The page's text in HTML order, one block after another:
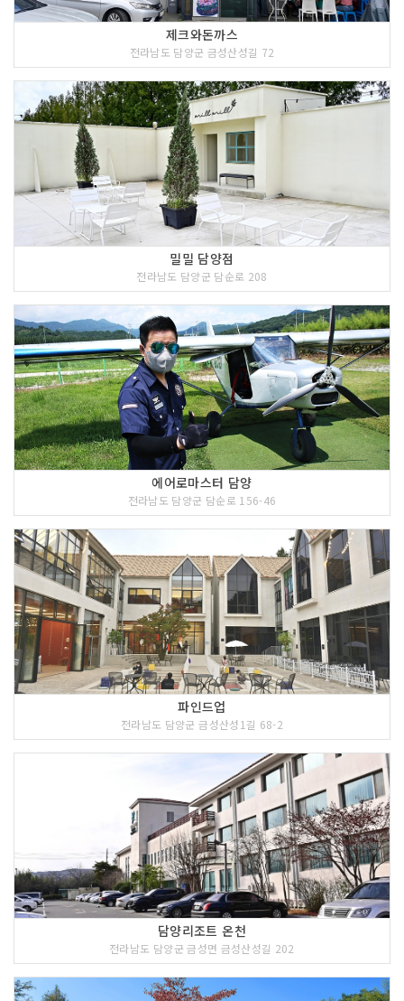
제크와돈까스
전라남도 담양군 금성산성길 72
밀밀 담양점
전라남도 담양군 담순로 208
에어로마스터 담양
전라남도 담양군 담순로 156-46
파인드업
전라남도 담양군 금성산성1길 68-2
담양리조트 온천
전라남도 담양군 금성면 금성산성길 202